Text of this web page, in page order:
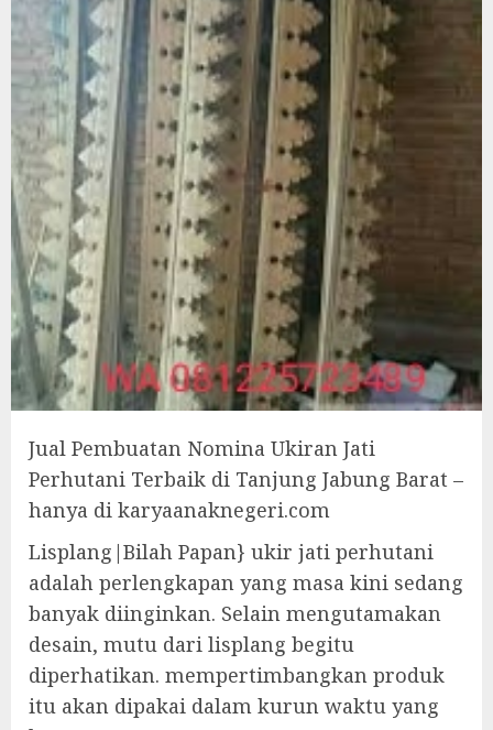
Jual Pembuatan Nomina Ukiran Jati
Perhutani Terbaik di Tanjung Jabung Barat –
hanya di karyaanaknegeri.com
Lisplang|Bilah Papan} ukir jati perhutani
adalah perlengkapan yang masa kini sedang
banyak diinginkan. Selain mengutamakan
desain, mutu dari lisplang begitu
diperhatikan. mempertimbangkan produk
itu akan dipakai dalam kurun waktu yang